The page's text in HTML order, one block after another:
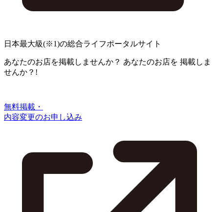
日本最大級(※1)の総合ライフポータルサイト
あなたのお店を掲載しませんか？ あなたのお店を 掲載しま
せんか？!
無料掲載・
内容変更のお申し込み